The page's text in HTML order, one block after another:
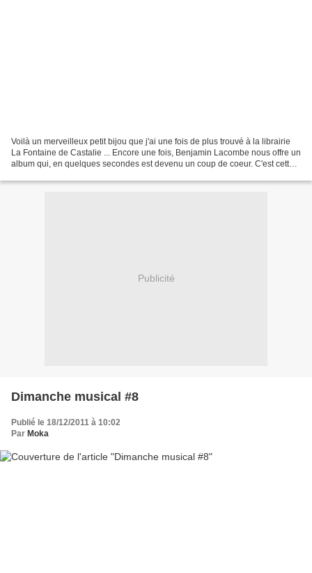
Voilà un merveilleux petit bijou que j'ai une fois de plus trouvé à la librairie
La Fontaine de Castalie ... Encore une fois, Benjamin Lacombe nous offre un
album qui, en quelques secondes est devenu un coup de coeur. C'est cette
Publicité
Dimanche musical #8
Publié le 18/12/2011 à 10:02
Par Moka